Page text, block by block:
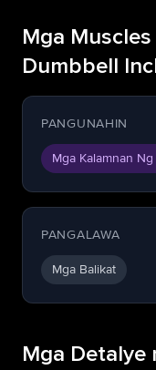
Mga
Dumbbell
PANGUNAHIN
Mga Kalamnan
PANGALAWA
Mga Balikat
Mga Detalye